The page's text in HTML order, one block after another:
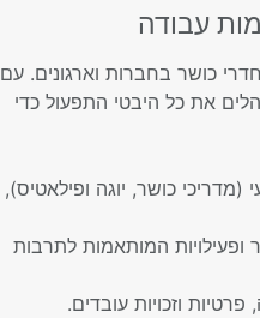
עבודה
כושר בחברות וארגונים. עם
שנים, אנו מנהלים את כל היבטי התפעול כדי
(מדריכי כושר, יוגה ופילאטיס),
ופעילויות המותאמות לתרבות
וזכויות עובדים.